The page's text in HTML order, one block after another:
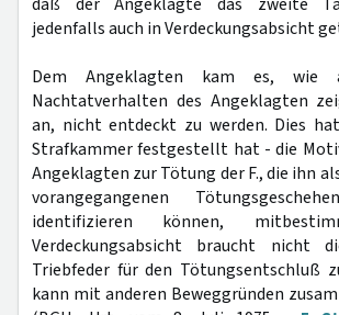
jedenfalls auch in Verdeckungsabsicht
Dem Angeklagten kam es, wie
Nachtatverhalten des Angeklagten
an, nicht entdeckt zu werden. Dies
Strafkammer festgestellt hat - die
Angeklagten zur Tötung der F., die ihn
vorangegangenen
identifizieren können,
Verdeckungsabsicht braucht nicht
Triebfeder für den Tötungsentschluß
kann mit anderen Beweggründen